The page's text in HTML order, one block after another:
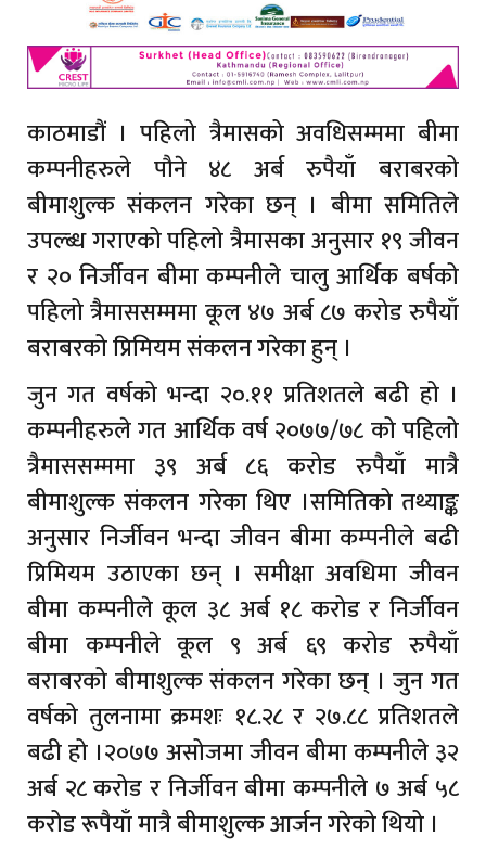
काठमाडौं । पहिलो त्रैमासको अवधिसम्ममा बीमा
कम्पनीहरुले पौने ४८ अर्ब रुपैयाँ बराबरको
बीमाशुल्क संकलन गरेका छन् । बीमा समितिले
उपल्ब्ध गराएको पहिलो त्रैमासका अनुसार १९ जीवन
र २० निर्जीवन बीमा कम्पनीले चालु आर्थिक बर्षको
पहिलो त्रैमाससम्ममा कूल ४७ अर्ब ८७ करोड रुपैयाँ
बराबरको प्रिमियम संकलन गरेका हुन् ।
जुन गत वर्षको भन्दा २०.११ प्रतिशतले बढी हो ।
कम्पनीहरुले गत आर्थिक वर्ष २०७७/७८ को पहिलो
त्रैमाससम्ममा ३९ अर्ब ८६ करोड रुपैयाँ मात्रै
बीमाशुल्क संकलन गरेका थिए ।समितिको तथ्याङ्क
अनुसार निर्जीवन भन्दा जीवन बीमा कम्पनीले बढी
प्रिमियम उठाएका छन् । समीक्षा अवधिमा जीवन
बीमा कम्पनीले कूल ३८ अर्ब १८ करोड र निर्जीवन
बीमा कम्पनीले कूल ९ अर्ब ६९ करोड रुपैयाँ
बराबरको बीमाशुल्क संकलन गरेका छन् । जुन गत
वर्षको तुलनामा क्रमशः १८.२८ र २७.८८ प्रतिशतले
बढी हो ।२०७७ असोजमा जीवन बीमा कम्पनीले ३२
अर्ब २८ करोड र निर्जीवन बीमा कम्पनीले ७ अर्ब ५८
करोड रूपैयाँ मात्रै बीमाशुल्क आर्जन गरेको थियो ।